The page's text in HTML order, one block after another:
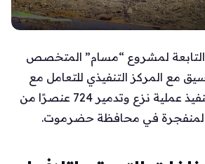
لمشروع “مسام” المتخصص
مع المركز التنفيذي للتعامل مع
الألغام فرع المكلا، بتنفيذ عملية نزع وتدمير 724 عنصرًا من
المنفجرة في محافظة حضرموت.